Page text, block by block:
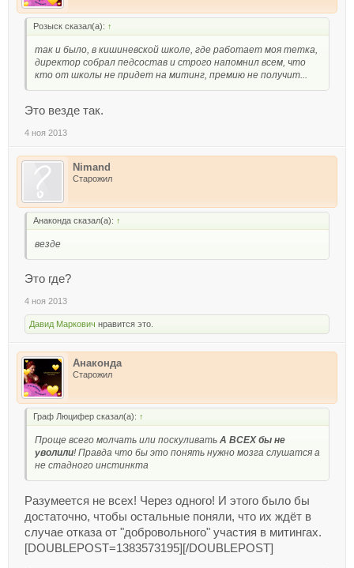
Розыск сказал(а): ↑
так и было, в кишиневской школе, где работает моя тетка,
директор собрал педсостав и строго напомнил всем, что
кто от школы не придет на митинг, премию не получит...
Это везде так.
4 ноя 2013
Nimand
Старожил
Анаконда сказал(а): ↑
везде
Это где?
4 ноя 2013
Давид Маркович нравится это.
Анаконда
Старожил
Граф Люцифер сказал(а): ↑
Проще всего молчать или поскуливать А ВСЕХ бы не
уволили! Правда что бы это понять нужно мозга слушатся а
не стадного инстинкта
Разумеется не всех! Через одного! И этого было бы
достаточно, чтобы остальные поняли, что их ждёт в
случае отказа от "добровольного" участия в митингах.
[DOUBLEPOST=1383573195][/DOUBLEPOST]